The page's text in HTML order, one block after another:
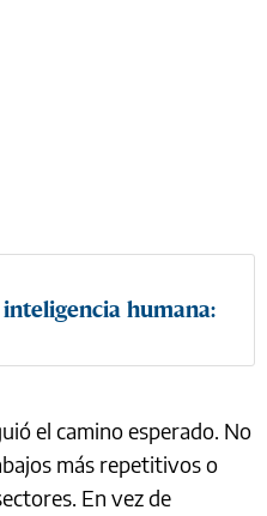
humana:
el camino esperado. No
más repetitivos o
En vez de